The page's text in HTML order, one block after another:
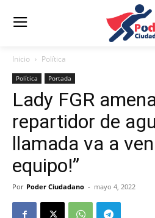
Inicio Política
Política Portada
Lady FGR
repartidor de
llamada va a
equipo!”
Por Poder Ciudadano - mayo 4, 2022